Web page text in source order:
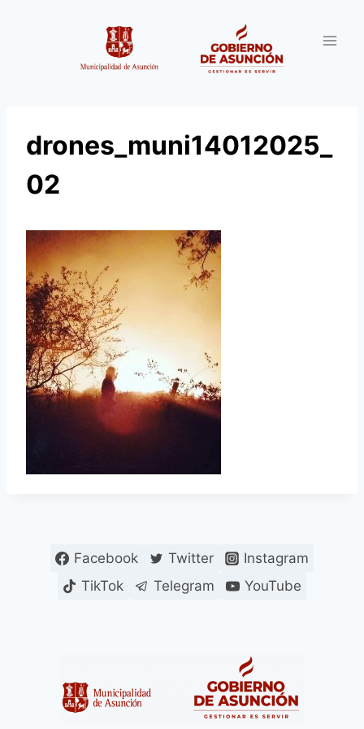
drones_muni14012025_
02
Facebook Twitter
Instagram
TikTok
Telegram YouTube